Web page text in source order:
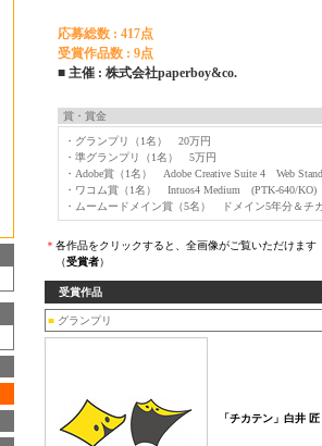
応募総数 : 417点
受賞作品数 : 9点
■ 主催 : 株式会社paperboy&co.
賞・賞金
・グランプリ（1名） 20万円
・準グランプリ（1名） 5万円
・Adobe賞（1名） Adobe Creative Suite 4 Web
・ワコム賞（1名） Intuos4 Medium (PTK-640/KO)
・ムームードメイン賞（5名） ドメイン5年分＆チ
＊ 各作品をクリックすると、全画像がご覧いただけます
（受賞者）
受賞作品
■ グランプリ
「チカテン」白井 匠